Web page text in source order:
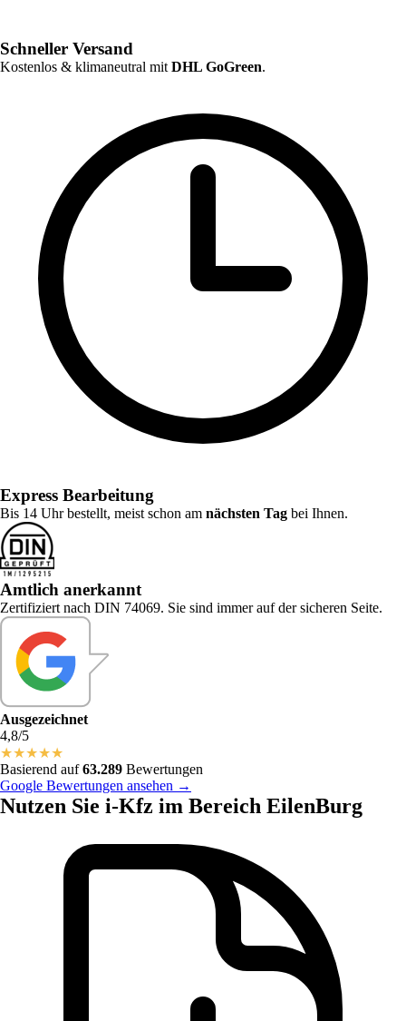
Schneller Versand
Kostenlos & klimaneutral mit DHL GoGreen.
Express Bearbeitung
Bis 14 Uhr bestellt, meist schon am nächsten Tag bei Ihnen.
Amtlich anerkannt
Zertifiziert nach DIN 74069. Sie sind immer auf der sicheren Seite.
Ausgezeichnet
4,8/5
★★★★★
Basierend auf63.289 Bewertungen
Google Bewertungen ansehen →
Nutzen Sie i-Kfz im Bereich EilenBurg